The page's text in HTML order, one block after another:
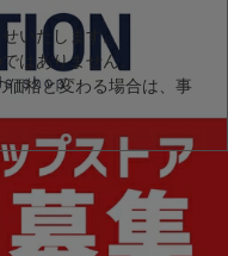
いたします。
はありません。
価格と変わる場合は、事